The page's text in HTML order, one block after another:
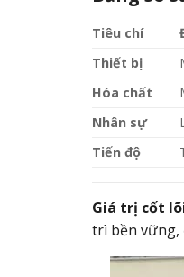
Tiêu chí
Thiết bị
Hóa chất
Nhân sự
Tiến độ
Giá trị cốt
trì bền vững,